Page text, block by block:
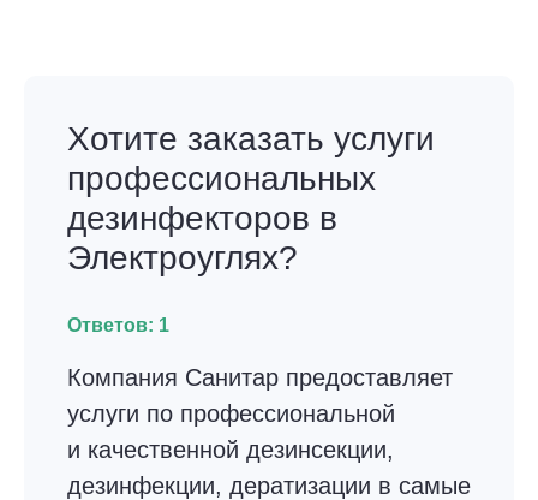
Хотите заказать услуги
профессиональных
дезинфекторов в
Электроуглях?
Ответов: 1
Компания Санитар предоставляет
услуги по профессиональной
и качественной дезинсекции,
дезинфекции, дератизации в самые